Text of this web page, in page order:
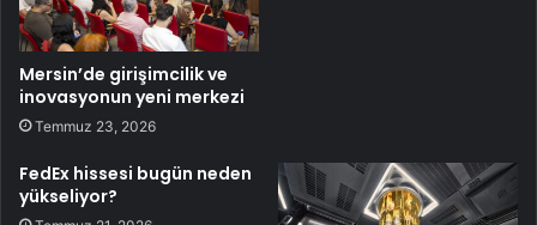
Mersin’de girişimcilik ve
inovasyonun yeni merkezi
Temmuz 23, 2026
FedEx hissesi bugün neden
yükseliyor?